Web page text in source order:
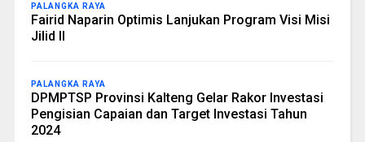
PALANGKA RAYA
Fairid Naparin Optimis Lanjukan Program Visi Misi
Jilid II
PALANGKA RAYA
DPMPTSP Provinsi Kalteng Gelar Rakor Investasi
Pengisian Capaian dan Target Investasi Tahun
2024